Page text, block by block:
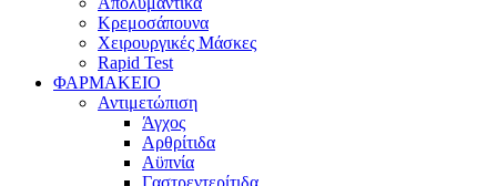
Κρεμοσάπουνα
Χειρουργικές Μάσκες
Rapid Test
ΦΑΡΜΑΚΕΙΟ
Αντιμετώπιση
Άγχος
Αρθρίτιδα
Αϋπνία